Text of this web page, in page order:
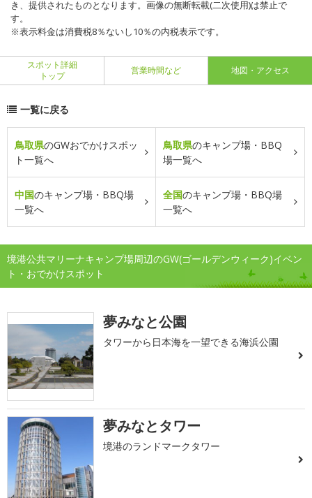
き、提供されたものとなります。画像の無断転載(二次使用)は禁止で
す。
※表示料金は消費税8％ないし10％の内税表示です。
スポット詳細
トップ
営業時間など 地図・アクセス
一覧に戻る
鳥取県のGWおでかけスポッ
ト一覧へ
鳥取県のキャンプ場・BBQ
場一覧へ
中国のキャンプ場・BBQ場
一覧へ
全国のキャンプ場・BBQ場
一覧へ
境港公共マリーナキャンプ場周辺のGW(ゴールデンウィーク)イベン
ト・おでかけスポット
夢みなと公園
タワーから日本海を一望できる海浜公園
夢みなとタワー
境港のランドマークタワー